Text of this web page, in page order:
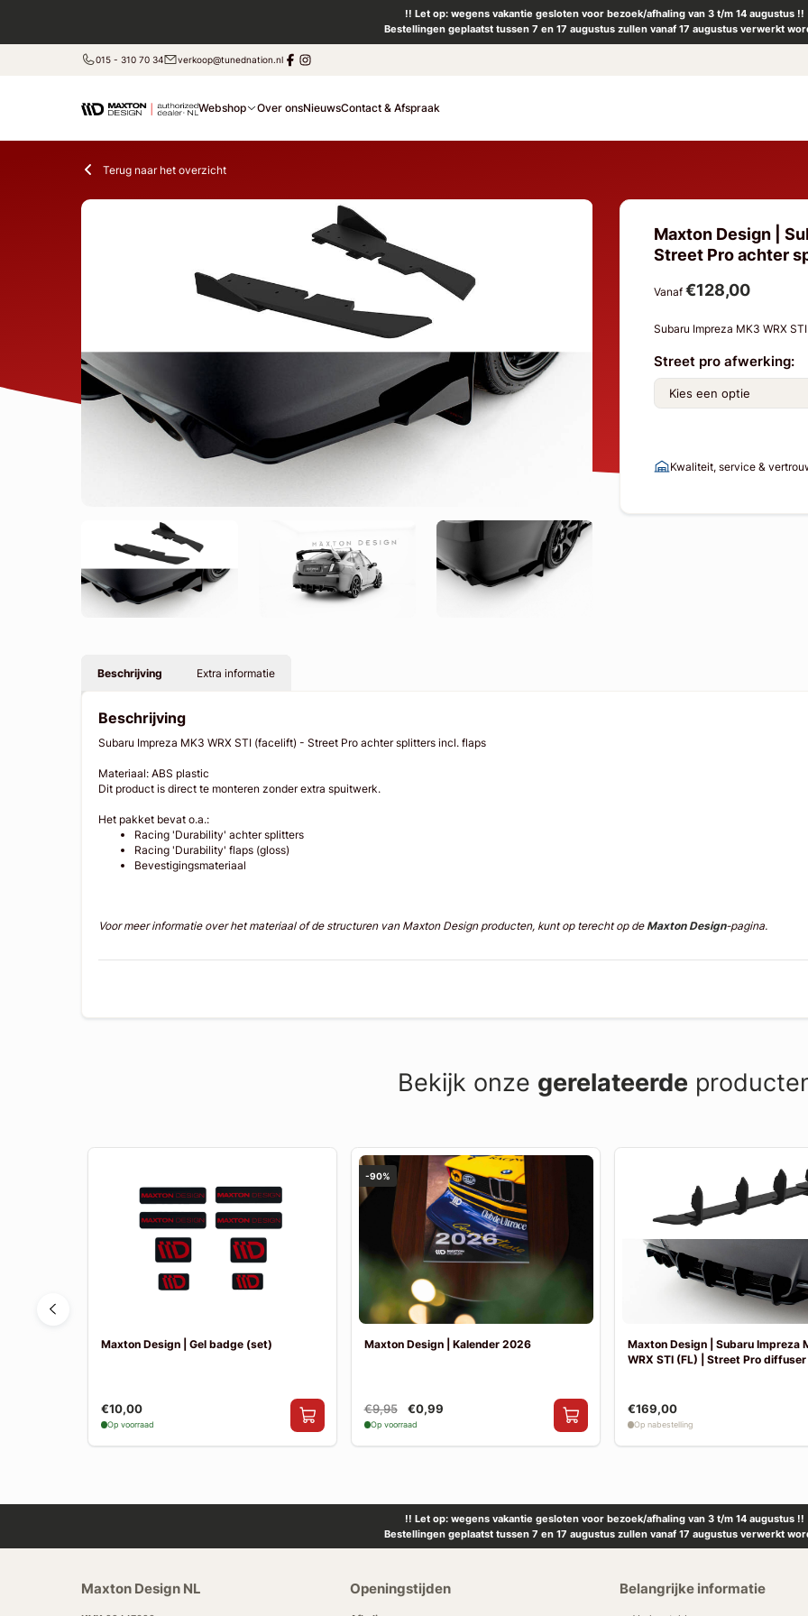
!! Let op: wegens vakantie gesloten voor bezoek/afhaling van 3 t/m 14 augustus !!
Bestellingen geplaatst tussen 7 en 17 augustus zullen vanaf 17 augustus verwerkt
015 - 310 70 34 verkoop@tunednation.nl
Webshop Over onsNieuwsContact & Afspraak
Terug naar het overzicht
Maxton Design |
Street Pro achter
Vanaf €128,00
Subaru Impreza MK3 WRX
Street pro afwerking:
Kwaliteit, service &
Beschrijving Extra informatie
Beschrijving
Subaru Impreza MK3 WRX STI (facelift) - Street Pro achter splitters incl. flaps
Materiaal: ABS plastic
Dit product is direct te monteren zonder extra spuitwerk.
Het pakket bevat o.a.:
Racing 'Durability' achter splitters
Racing 'Durability' flaps (gloss)
Bevestigingsmateriaal
Voor meer informatie over het materiaal of de structuren van Maxton Design producten, kunt op terecht op deMaxton Design-pagina.
Bekijk onze gerelateerde
Maxton Design | Gel badge (set)
€10,00
Op voorraad
-90%
Maxton Design | Kalender 2026
€9,95 €0,99
Op voorraad
Maxton Design | Subaru Impreza
WRX STI (FL) | Street Pro diffuser
€169,00
Op nabestelling
!! Let op: wegens vakantie gesloten voor bezoek/afhaling van 3 t/m 14 augustus !!
Bestellingen geplaatst tussen 7 en 17 augustus zullen vanaf 17 augustus verwerkt
Maxton Design NL Openingstijden Belangrijke informatie